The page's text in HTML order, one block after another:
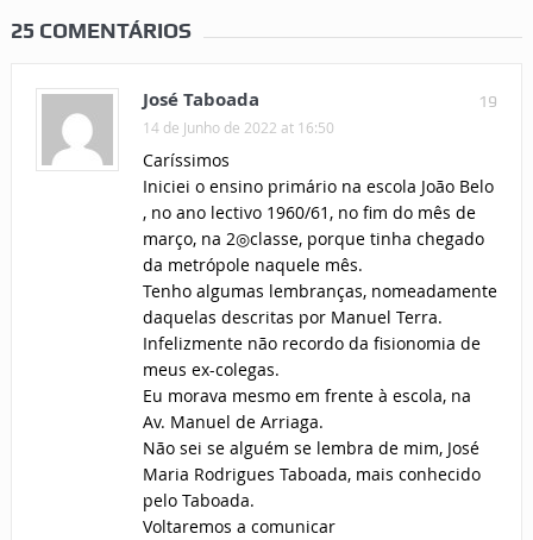
25 COMENTÁRIOS
19
José Taboada
14 de Junho de 2022 at 16:50
Caríssimos
Iniciei o ensino primário na escola João Belo
, no ano lectivo 1960/61, no fim do mês de
março, na 2◎classe, porque tinha chegado
da metrópole naquele mês.
Tenho algumas lembranças, nomeadamente
daquelas descritas por Manuel Terra.
Infelizmente não recordo da fisionomia de
meus ex-colegas.
Eu morava mesmo em frente à escola, na
Av. Manuel de Arriaga.
Não sei se alguém se lembra de mim, José
Maria Rodrigues Taboada, mais conhecido
pelo Taboada.
Voltaremos a comunicar